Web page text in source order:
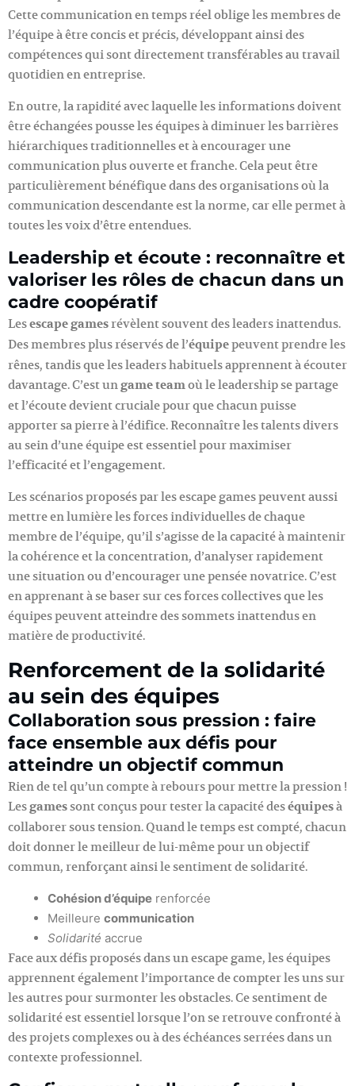
Cette communication en temps réel oblige les membres de
l’équipe à être concis et précis, développant ainsi des
compétences qui sont directement transférables au travail
quotidien en entreprise.
En outre, la rapidité avec laquelle les informations doivent
être échangées pousse les équipes à diminuer les barrières
hiérarchiques traditionnelles et à encourager une
communication plus ouverte et franche. Cela peut être
particulièrement bénéfique dans des organisations où la
communication descendante est la norme, car elle permet à
toutes les voix d’être entendues.
Leadership et écoute : reconnaître et
valoriser les rôles de chacun dans un
cadre coopératif
Lesescape gamesrévèlent souvent des leaders inattendus.
Des membres plus réservés de l’équipepeuvent prendre les
rênes, tandis que les leaders habituels apprennent à écouter
davantage. C’est ungame teamoù le leadership se partage
et l’écoute devient cruciale pour que chacun puisse
apporter sa pierre à l’édifice. Reconnaître les talents divers
au sein d’une équipe est essentiel pour maximiser
l’efficacité et l’engagement.
Les scénarios proposés par les escape games peuvent aussi
mettre en lumière les forces individuelles de chaque
membre de l’équipe, qu’il s’agisse de la capacité à maintenir
la cohérence et la concentration, d’analyser rapidement
une situation ou d’encourager une pensée novatrice. C’est
en apprenant à se baser sur ces forces collectives que les
équipes peuvent atteindre des sommets inattendus en
matière de productivité.
Renforcement de la solidarité
au sein des équipes
Collaboration sous pression : faire
face ensemble aux défis pour
atteindre un objectif commun
Rien de tel qu’un compte à rebours pour mettre la pression !
Lesgamessont conçus pour tester la capacité deséquipesà
collaborer sous tension. Quand le temps est compté, chacun
doit donner le meilleur de lui-même pour un objectif
commun, renforçant ainsi le sentiment de solidarité.
Cohésion d’équipe renforcée
Meilleure communication
Solidarité accrue
Face aux défis proposés dans un escape game, les équipes
apprennent également l’importance de compter les uns sur
les autres pour surmonter les obstacles. Ce sentiment de
solidarité est essentiel lorsque l’on se retrouve confronté à
des projets complexes ou à des échéances serrées dans un
contexte professionnel.